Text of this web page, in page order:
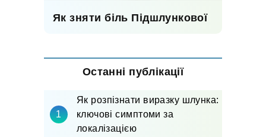
Як зняти біль Підшлункової
Останні публікації
Як розпізнати виразку шлунка:
ключові симптоми за
локалізацією